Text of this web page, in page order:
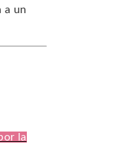
a un
la